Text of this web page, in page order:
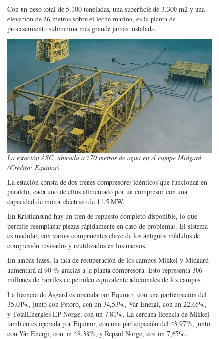
Con un peso total de 5.100 toneladas, una superficie de 3.300 m2 y una
elevación de 26 metros sobre el lecho marino, es la planta de
procesamiento submarina más grande jamás instalada.
La estación ÅSC, ubicada a 270 metros de agua en el campo Midgard
(Crédito: Equinor)
La estación consta de dos trenes compresores idénticos que funcionan en
paralelo, cada uno de ellos alimentado por un compresor con una
capacidad de motor eléctrico de 11,5 MW.
En Kristiansund hay un tren de repuesto completo disponible, lo que
permite reemplazar piezas rápidamente en caso de problemas. El sistema
es modular, con varios componentes clave de los antiguos módulos de
compresión revisados y reutilizados en los nuevos.
En ambas fases, la tasa de recuperación de los campos Mikkel y Midgard
aumentará al 90 % gracias a la planta compresora. Esto representa 306
millones de barriles de petróleo equivalente adicionales de los campos.
La licencia de Åsgard es operada por Equinor, con una participación del
35,01%, junto con Petoro, con un 34,53%, Vår Energi, con un 22,65%,
y TotalEnergies EP Norge, con un 7,81%. La cercana licencia de Mikkel
también es operada por Equinor, con una participación del 43,97%, junto
con Vår Energi, con un 48,38%, y Repsol Norge, con un 7,65%.